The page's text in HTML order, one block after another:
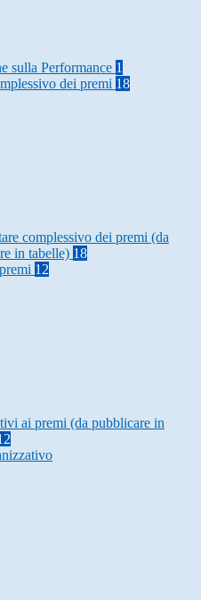
sulla Performance 1
dei premi 18
complessivo dei premi (da
in tabelle) 18
12
ai premi (da pubblicare in